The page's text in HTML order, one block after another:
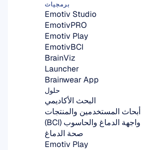
حلول
البحث الأكاديمي
أبحاث المستخدمين والمنتجات
واجهة الدماغ والحاسوب (BCI)
صحة الدماغ
Emotiv Play
برمجيات
Emotiv Studio
EmotivPRO
Emotiv Play
EmotivBCI
BrainViz
Launcher
Brainwear App